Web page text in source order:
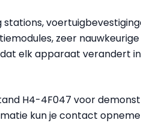
zeer nauwkeurige
elk apparaat verandert
H4-4F047 voor
kun je contact